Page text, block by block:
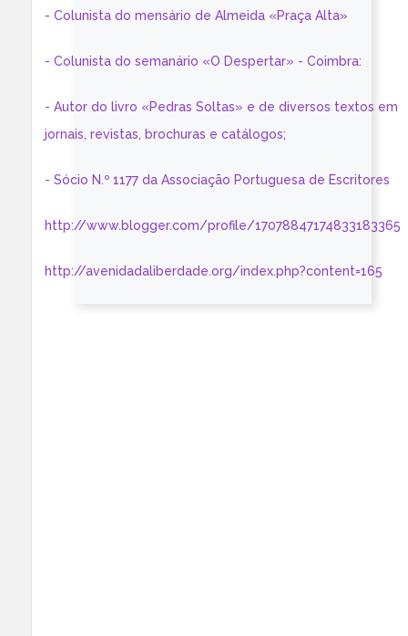
- Colunista do mensário de Almeida «Praça Alta»
- Colunista do semanário «O Despertar» - Coimbra:
- Autor do livro «Pedras Soltas» e de diversos textos em
jornais, revistas, brochuras e catálogos;
- Sócio N.º 1177 da Associação Portuguesa de Escritores
http://www.blogger.com/profile/17078847174833183365
http://avenidadaliberdade.org/index.php?content=165